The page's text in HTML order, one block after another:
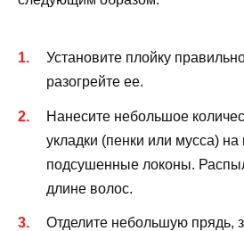
Установите плойку
разогрейте ее.
Нанесите небольшое
укладки (пенки или мусса)
подсушенные локоны.
длине волос.
Отделите небольшую прядь,